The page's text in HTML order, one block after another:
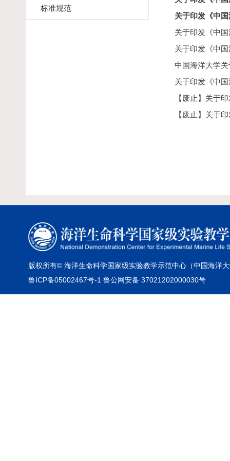
标准规范
关于印发《中
关于印发《中
关于印发《中
中国海洋大学关
关于印发《中
【废止】关于
【废止】关于
版权所有© 海洋生命科学国家级实验教学示范中心（中国海洋
鲁ICP备05002467号-1 鲁公网安备 37021202000030号